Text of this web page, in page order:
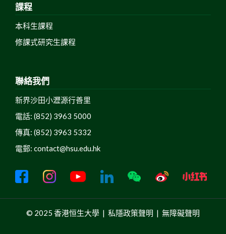
課程
本科生課程
修課式研究生課程
聯絡我們
新界沙田小瀝源行善里
電話: (852) 3963 5000
傳真: (852) 3963 5332
電郵: contact@hsu.edu.hk
© 2025 香港恒生大學 | 私隱政策聲明 | 無障礙聲明